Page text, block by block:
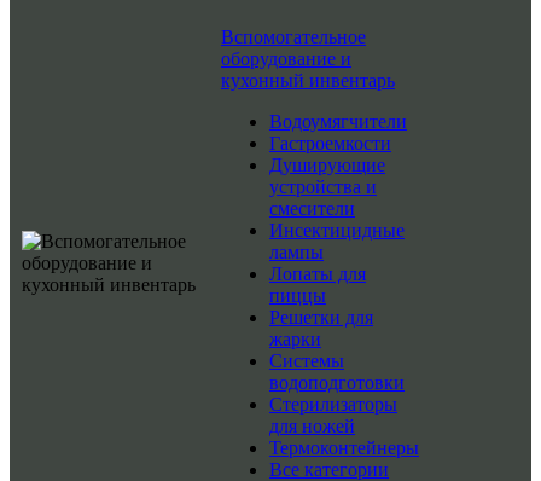
Вспомогательное
оборудование и
кухонный инвентарь
Водоумягчители
Гастроемкости
Душирующие
устройства и
смесители
Инсектицидные
лампы
Лопаты для
пиццы
Решетки для
жарки
Системы
водоподготовки
Стерилизаторы
для ножей
Термоконтейнеры
Все категории